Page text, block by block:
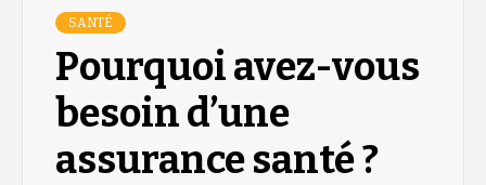
SANTÉ
Pourquoi avez-vous
besoin d’une
assurance santé ?